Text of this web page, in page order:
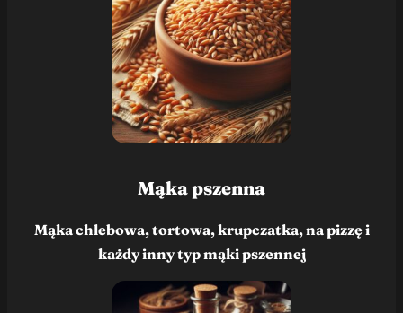
Mąka pszenna
Mąka chlebowa, tortowa, krupczatka, na pizzę i
każdy inny typ mąki pszennej